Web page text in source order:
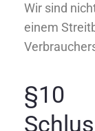
Wir sind
einem
§10